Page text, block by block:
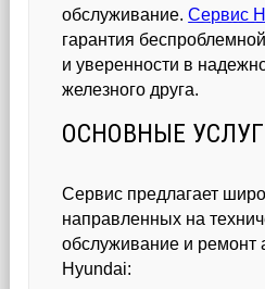
обслуживание.Сервис
гарантия
и уверенности в
железного друга.
ОСНОВНЫЕ
Сервис предлагает
направленных на
обслуживание и ремонт
Hyundai: